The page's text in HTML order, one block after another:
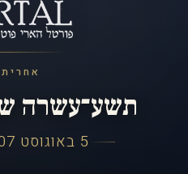
תשע־עשרה
5 באוגוסט 2007 – 2026